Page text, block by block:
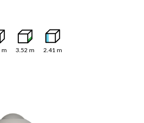
m 3.52 m 2.41 m